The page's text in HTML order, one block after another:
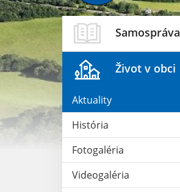
Samospráva
Život v obci
Aktuality
História
Fotogaléria
Videogaléria